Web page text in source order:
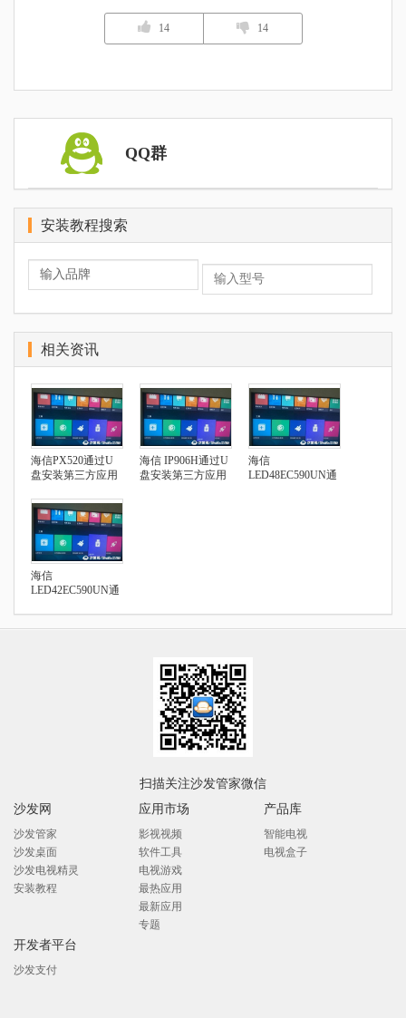
14 14
QQ群
安装教程搜索
相关资讯
海信PX520通过U
盘安装第三方应用
海信 IP906H通过U
盘安装第三方应用
海信
LED48EC590UN通
海信
LED42EC590UN通
应用
扫描关注沙发管家微信
沙发网
沙发管家
沙发桌面
沙发电视精灵
安装教程
应用市场
影视视频
软件工具
电视游戏
最热应用
最新应用
专题
产品库
智能电视
电视盒子
开发者平台
沙发支付